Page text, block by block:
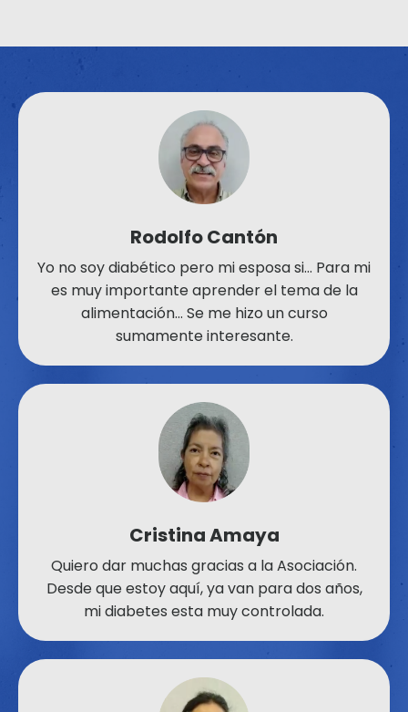
Rodolfo Cantón
Yo no soy diabético pero mi esposa si… Para mi
es muy importante aprender el tema de la
alimentación… Se me hizo un curso
sumamente interesante.
Cristina Amaya
Quiero dar muchas gracias a la Asociación.
Desde que estoy aquí, ya van para dos años,
mi diabetes esta muy controlada.